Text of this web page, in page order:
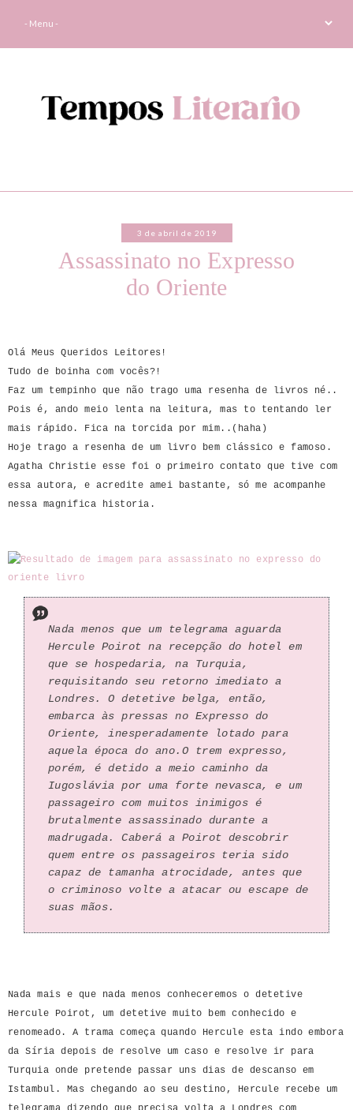
3 de abril de 2019
Assassinato no Expresso
do Oriente
Olá Meus Queridos Leitores!
Tudo de boinha com vocês?!
Faz um tempinho que não trago uma resenha de livros né..
Pois é, ando meio lenta na leitura, mas to tentando ler
mais rápido. Fica na torcida por mim..(haha)
Hoje trago a resenha de um livro bem clássico e famoso.
Agatha Christie esse foi o primeiro contato que tive com
essa autora, e acredite amei bastante, só me acompanhe
nessa magnifica historia.
Nada menos que um telegrama aguarda
Hercule Poirot na recepção do hotel em
que se hospedaria, na Turquia,
requisitando seu retorno imediato a
Londres. O detetive belga, então,
embarca às pressas no Expresso do
Oriente, inesperadamente lotado para
aquela época do ano. O trem expresso,
porém, é detido a meio caminho da
Iugoslávia por uma forte nevasca, e um
passageiro com muitos inimigos é
brutalmente assassinado durante a
madrugada. Caberá a Poirot descobrir
quem entre os passageiros teria sido
capaz de tamanha atrocidade, antes que
o criminoso volte a atacar ou escape de
suas mãos.
Nada mais e que nada menos conheceremos o detetive
Hercule Poirot, um detetive muito bem conhecido e
renomeado. A trama começa quando Hercule esta indo embora
da Síria depois de resolve um caso e resolve ir para
Turquia onde pretende passar uns dias de descanso em
Istambul. Mas chegando ao seu destino, Hercule recebe um